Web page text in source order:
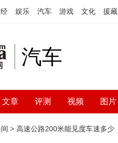
娱乐 汽车 游戏 文化 援藏
汽车
文章 评测 视频 图片
> 高速公路200米能见度车速多少